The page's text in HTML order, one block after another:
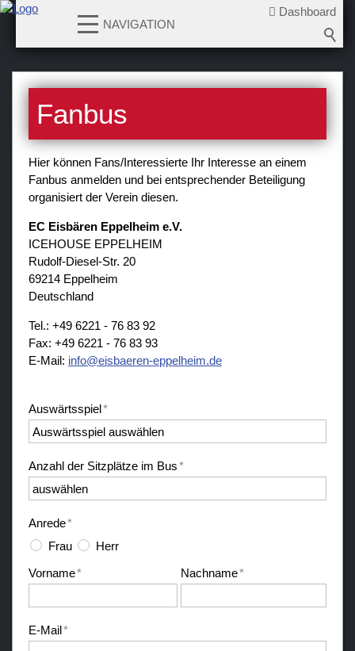
Dashboard
NAVIGATION
News
Teams
Verein
Sponsoren / Partner
Bildergalerien
Fanbus
Newsletter
Fanbus
Hier können Fans/Interessierte Ihr Interesse an einem
Fanbus anmelden und bei entsprechender Beteiligung
organisiert der Verein diesen.
EC Eisbären Eppelheim e.V.
ICEHOUSE EPPELHEIM
Rudolf-Diesel-Str. 20
69214 Eppelheim
Deutschland
Tel.: +49 6221 - 76 83 92
Fax: +49 6221 - 76 83 93
E-Mail: nf sb r n- pp lh m d
Auswärtsspiel *
Anzahl der Sitzplätze im Bus*
Anrede*
Frau
Herr
Vorname* Nachname*
E-Mail *